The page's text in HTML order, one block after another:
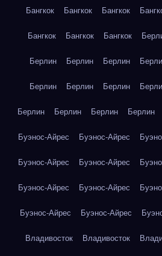
Бангкок Бангкок Бангкок
Бангкок Бангкок Бангкок
Берлин Берлин Берлин
Берлин Берлин Берлин
Берлин Берлин Берлин Берлин
Буэнос-Айрес Буэнос-Айрес
Буэнос-Айрес Буэнос-Айрес
Буэнос-Айрес Буэнос-Айрес
Буэнос-Айрес Буэнос-Айрес
Владивосток Владивосток